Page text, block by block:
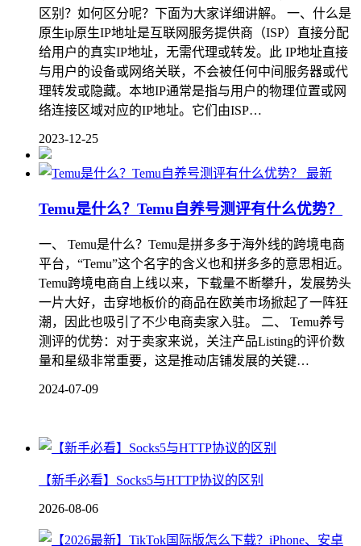
区别？如何区分呢？下面为大家详细讲解。 一、什么是
原生ip原生IP地址是互联网服务提供商（ISP）直接分配
给用户的真实IP地址，无需代理或转发。此 IP地址直接
与用户的设备或网络关联，不会被任何中间服务器或代
理转发或隐藏。本地IP通常是指与用户的物理位置或网
络连接区域对应的IP地址。它们由ISP…
2023-12-25
最新
Temu是什么？Temu自养号测评有什么优势？
一、 Temu是什么？Temu是拼多多于海外线的跨境电商
平台，“Temu”这个名字的含义也和拼多多的意思相近。
Temu跨境电商自上线以来，下载量不断攀升，发展势头
一片大好，击穿地板价的商品在欧美市场掀起了一阵狂
潮，因此也吸引了不少电商卖家入驻。 二、 Temu养号
测评的优势：对于卖家来说，关注产品Listing的评价数
量和星级非常重要，这是推动店铺发展的关键…
2024-07-09
【新手必看】Socks5与HTTP协议的区别
2026-08-06